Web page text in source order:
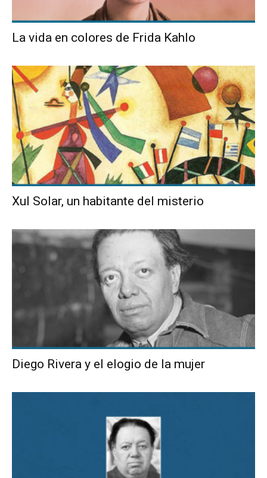
La vida en colores de Frida Kahlo
Xul Solar, un habitante del misterio
Diego Rivera y el elogio de la mujer